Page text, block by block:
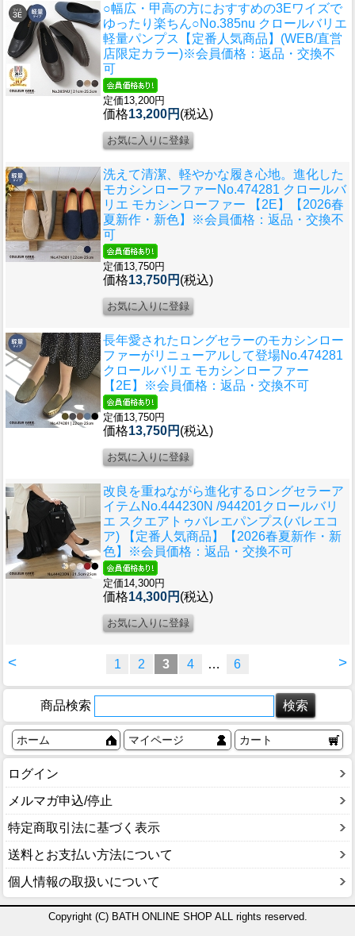
○幅広・甲高の方におすすめの3Eワイズで
ゆったり楽ちん○No.385nu クロールバリエ
軽量パンプス【定番人気商品】(WEB/直営
店限定カラー)※会員価格：返品・交換不
可
定価13,200円
価格13,200円 (税込)
洗えて清潔、軽やかな履き心地。進化した
モカシンローファーNo.474281 クロールバ
リエ モカシンローファー 【2E】【2026春
夏新作・新色】※会員価格：返品・交換不
可
定価13,750円
価格13,750円 (税込)
長年愛されたロングセラーのモカシンロー
ファーがリニューアルして登場No.474281
クロールバリエ モカシンローファー
【2E】※会員価格：返品・交換不可
定価13,750円
価格13,750円 (税込)
改良を重ねながら進化するロングセラーア
イテム No.444230N /944201クロールバリ
エ スクエアトゥバレエパンプス(バレエコ
ア) 【定番人気商品】【2026春夏新作・新
色】※会員価格：返品・交換不可
定価14,300円
価格14,300円 (税込)
< >
1 2 3 4 … 6
商品検索
ホーム マイページ カート
ログイン
メルマガ申込/停止
特定商取引法に基づく表示
送料とお支払い方法について
個人情報の取扱いについて
Copyright (C) BATH ONLINE SHOP ALL rights reserved.